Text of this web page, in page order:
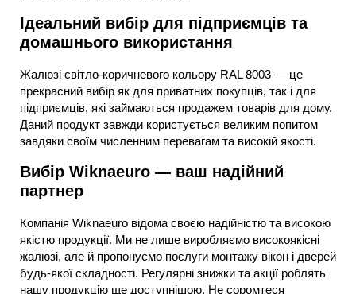
Ідеальний вибір для підприємців та
домашнього використання
Жалюзі світло-коричневого кольору RAL 8003 — це
прекрасний вибір як для приватних покупців, так і для
підприємців, які займаються продажем товарів для дому.
Даний продукт завжди користується великим попитом
завдяки своїм численним перевагам та високій якості.
Вибір Wiknaeuro — ваш надійний
партнер
Компанія Wiknaeuro відома своєю надійністю та високою
якістю продукції. Ми не лише виробляємо високоякісні
жалюзі, але й пропонуємо послуги монтажу вікон і дверей
будь-якої складності. Регулярні знижки та акції роблять
нашу продукцію ще доступнішою. Не соромтеся